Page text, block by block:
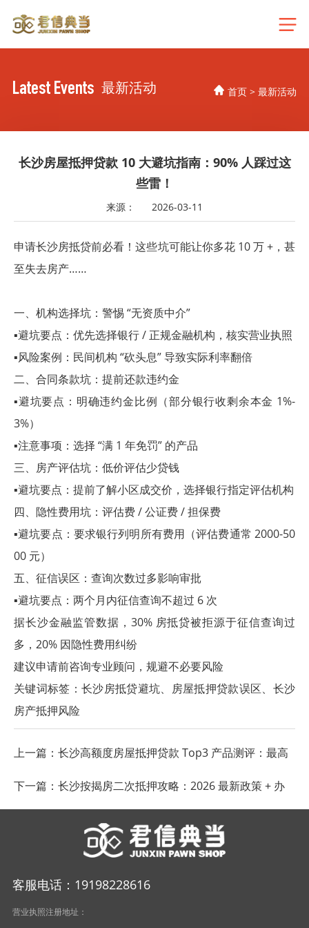
Latest Events 最新活动 首页 >最新活动
长沙房屋抵押贷款 10 大避坑指南：90% 人踩过这
些雷！
来源： 2026-03-11
申请长沙房抵贷前必看！这些坑可能让你多花 10 万 +，甚
至失去房产……
一、机构选择坑：警惕 “无资质中介”
▪避坑要点：优先选择银行 / 正规金融机构，核实营业执照
▪风险案例：民间机构 “砍头息” 导致实际利率翻倍
二、合同条款坑：提前还款违约金
▪避坑要点：明确违约金比例（部分银行收剩余本金 1%-
3%）
▪注意事项：选择 “满 1 年免罚” 的产品
三、房产评估坑：低价评估少贷钱
▪避坑要点：提前了解小区成交价，选择银行指定评估机构
四、隐性费用坑：评估费 / 公证费 / 担保费
▪避坑要点：要求银行列明所有费用（评估费通常 2000-50
00 元）
五、征信误区：查询次数过多影响审批
▪避坑要点：两个月内征信查询不超过 6 次
据长沙金融监管数据，30% 房抵贷被拒源于征信查询过
多，20% 因隐性费用纠纷
建议申请前咨询专业顾问，规避不必要风险
关键词标签：长沙房抵贷避坑、房屋抵押贷款误区、长沙
房产抵押风险
上一篇： 长沙高额度房屋抵押贷款 Top3 产品测评：最高
下一篇： 长沙按揭房二次抵押攻略：2026 最新政策 + 办
客服电话：19198228616
营业执照注册地址：